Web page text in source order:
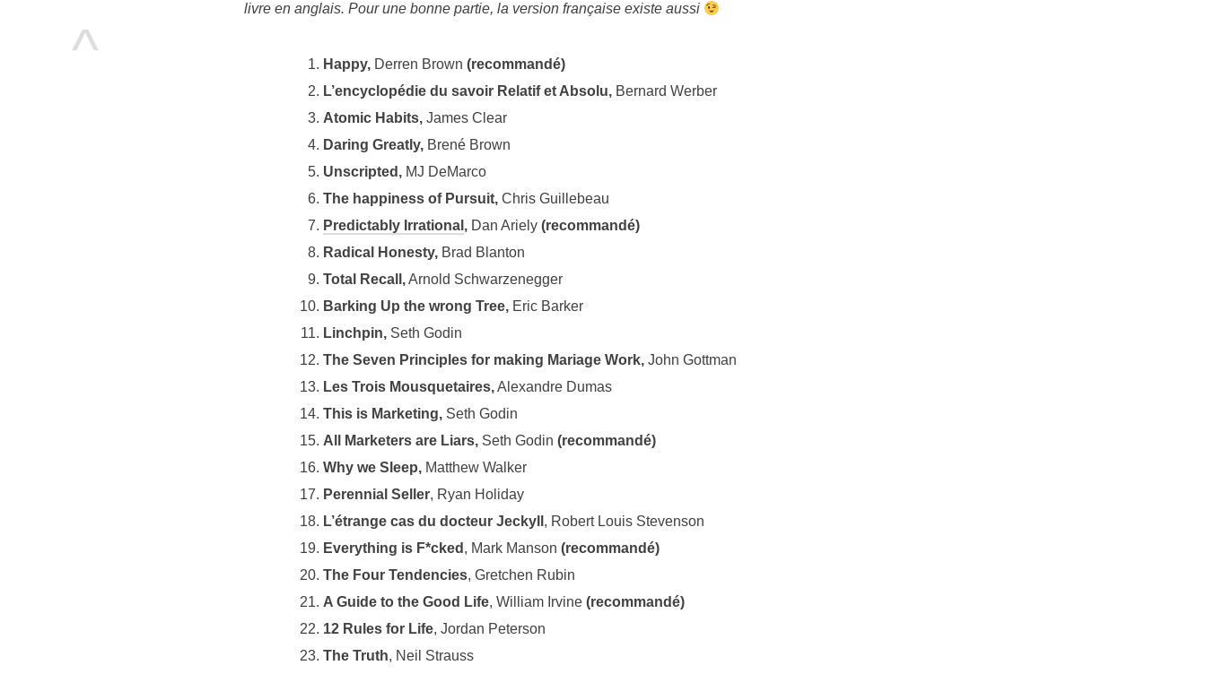
^
livre en anglais. Pour une bonne partie, la version française existe aussi
Happy, Derren Brown (recommandé)
L’encyclopédie du savoir Relatif et Absolu, Bernard Werber
Atomic Habits, James Clear
Daring Greatly, Brené Brown
Unscripted, MJ DeMarco
The happiness of Pursuit, Chris Guillebeau
Predictably Irrational , Dan Ariely (recommandé)
Radical Honesty, Brad Blanton
Total Recall,Arnold Schwarzenegger
Barking Up the wrong Tree, Eric Barker
Linchpin, Seth Godin
The Seven Principles for making Mariage Work, John Gottman
Les Trois Mousquetaires,Alexandre Dumas
This is Marketing, Seth Godin
All Marketers are Liars, Seth Godin (recommandé)
Why we Sleep, Matthew Walker
Perennial Seller, Ryan Holiday
L’étrange cas du docteur Jeckyll , Robert Louis Stevenson
Everything is F*cked , Mark Manson (recommandé)
The Four Tendencies, Gretchen Rubin
A Guide to the Good Life, William Irvine (recommandé)
12 Rules for Life, Jordan Peterson
The Truth, Neil Strauss